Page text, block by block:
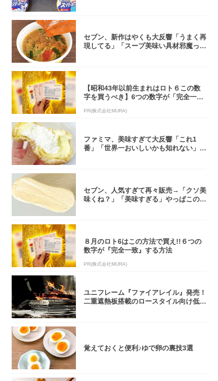
セブン、新作はやくも大反響「うまく再
現してる」「スープ美味い具材邪魔って
【昭和43年以前生まれはロト６この数
字を買うべき】6つの数字が「完全一
PR(株式会社MURA)
ファミマ、美味すぎて大反響「これ1
番」「世界一おいしいかも知れない」
セブン、人気すぎて再々販売→「クソ美
味くね？」「美味すぎる」やっぱこのク
８月のロト6はこの方法で買え!!６つの
数字が『完全一致』する方法
PR(株式会社MURA)
ユニフレーム『ファイアレイル』発売！
二重遮熱板搭載のロースタイル向け低型
覚えておくと便利♪ゆで卵の裏技3選